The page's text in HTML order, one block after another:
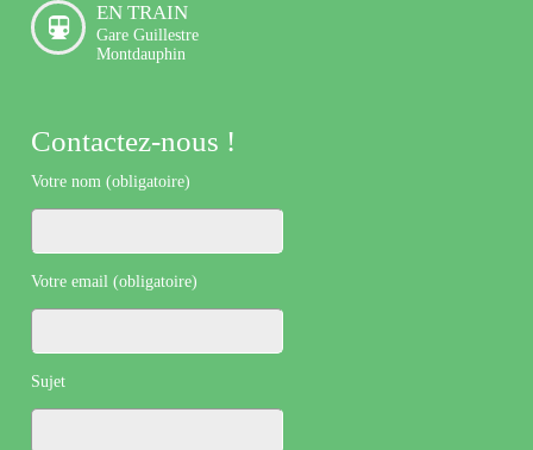
EN TRAIN
Gare Guillestre
Montdauphin
Contactez-nous !
Votre nom (obligatoire)
Votre email (obligatoire)
Sujet